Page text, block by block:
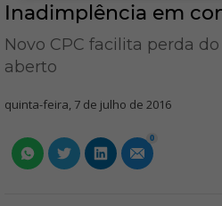
Inadimplência em
Novo CPC facilita perda
aberto
quinta-feira, 7 de julho de 2016
0